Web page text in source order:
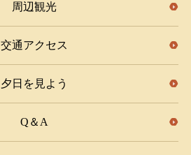
周辺観光
交通アクセス
夕日を見よう
Q＆A